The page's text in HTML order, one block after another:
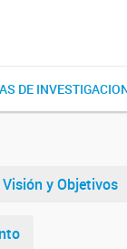
DE
y Objetivos